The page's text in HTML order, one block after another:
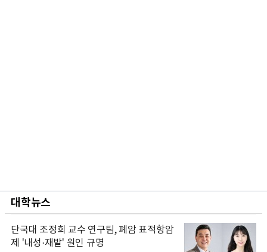
대학뉴스
단국대 조정희 교수 연구팀, 폐암 표적항암
제 '내성·재발' 원인 규명